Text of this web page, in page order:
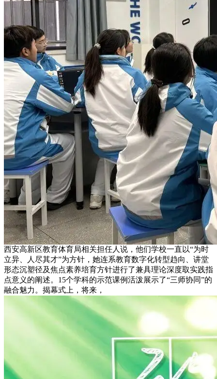
西安高新区教育体育局相关担任人说，他们学校一直以“为时
立异、人尽其才”为方针，她连系教育数字化转型趋向、讲堂
形态沉塑径及焦点素养培育方针进行了兼具理论深度取实践指
点意义的阐述。15个学科的示范课例活泼展示了“三师协同”的
融合魅力。揭幕式上，将来，